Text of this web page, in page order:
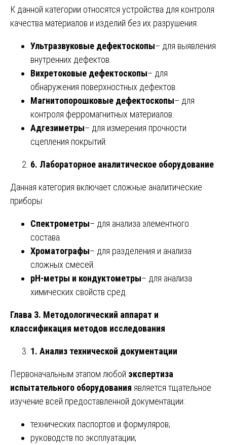
К данной категории относятся устройства для контроля
качества материалов и изделий без их разрушения:
Ультразвуковые дефектоскопы– для выявления
внутренних дефектов.
Вихретоковые дефектоскопы– для
обнаружения поверхностных дефектов.
Магнитопорошковые дефектоскопы– для
контроля ферромагнитных материалов.
Адгезиметры– для измерения прочности
сцепления покрытий.
6. Лабораторное аналитическое оборудование
Данная категория включает сложные аналитические
приборы:
Спектрометры– для анализа элементного
состава.
Хроматографы– для разделения и анализа
сложных смесей.
pH-метры и кондуктометры– для анализа
химических свойств сред.
Глава 3. Методологический аппарат и
классификация методов исследования
1. Анализ технической документации
Первоначальным этапом любой экспертиза
испытательного оборудования является тщательное
изучение всей предоставленной документации:
технических паспортов и формуляров;
руководств по эксплуатации;